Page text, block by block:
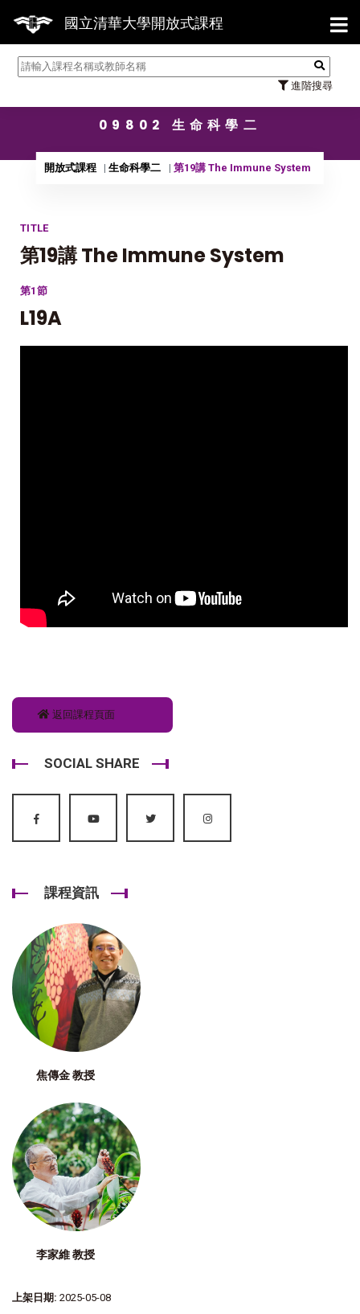
國立清華大學開放式課程
進階搜尋
【
09802 生命科學二
開放式課程 生命科學二 第19講 The Immune System
TITLE
第19講 The Immune System
第1節
L19A
返回課程頁面
SOCIAL SHARE
課程資訊
焦傳金 教授
李家維 教授
上架日期: 2025-05-08